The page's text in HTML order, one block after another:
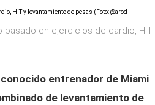
basado en ejercicios de cardio, HIT
entrenador de Miami
de levantamiento de